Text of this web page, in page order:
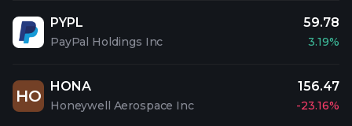
PYPL
PayPal Holdings Inc
59.78
3.19%
HO
HONA
Honeywell Aerospace Inc
156.47
-23.16%